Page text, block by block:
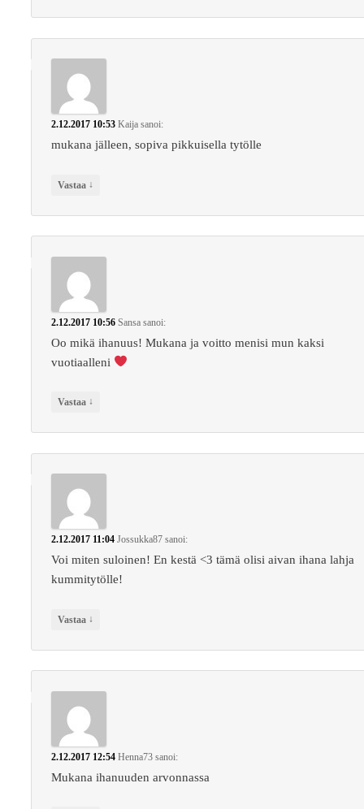
2.12.2017 10:53 Kaija sanoi:
mukana jälleen, sopiva pikkuisella tytölle
Vastaa ↓
2.12.2017 10:56 Sansa sanoi:
Oo mikä ihanuus! Mukana ja voitto menisi mun kaksi
vuotiaalleni
Vastaa ↓
2.12.2017 11:04 Jossukka87 sanoi:
Voi miten suloinen! En kestä <3 tämä olisi aivan ihana lahja
kummitytölle!
Vastaa ↓
2.12.2017 12:54 Henna73 sanoi:
Mukana ihanuuden arvonnassa